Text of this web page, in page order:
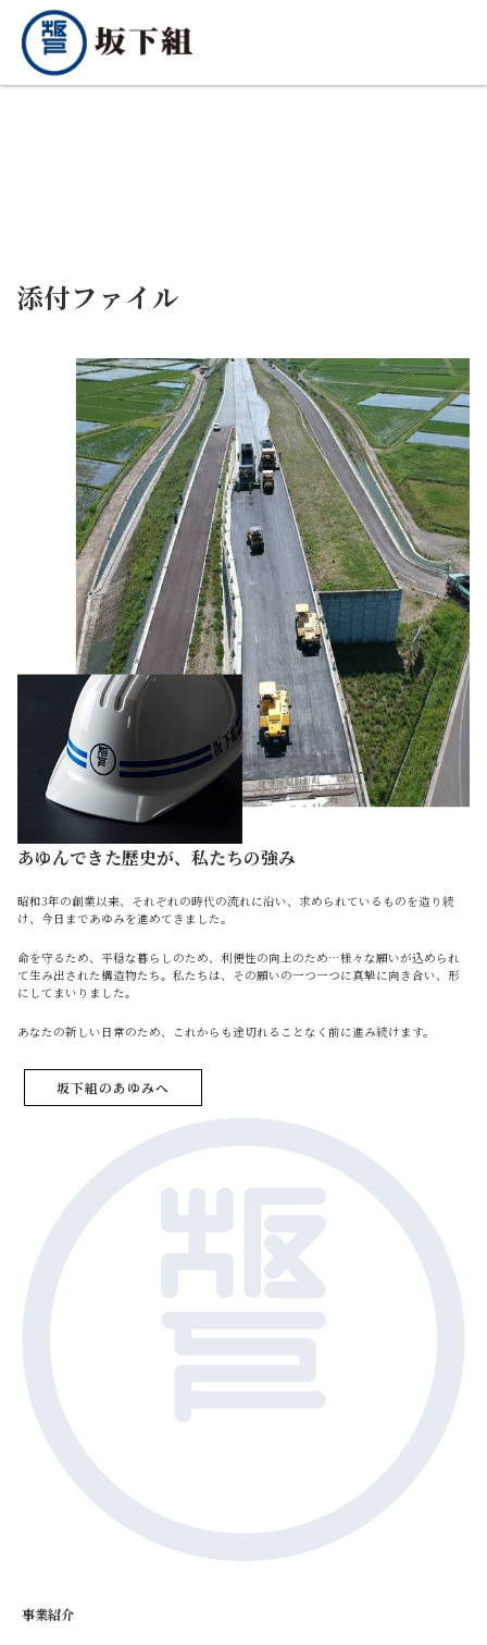
添付ファイル
あゆんできた歴史が、私たちの強み
昭和3年の創業以来、それぞれの時代の流れに沿い、求められているものを造り続
け、今日まであゆみを進めてきました。
命を守るため、平穏な暮らしのため、利便性の向上のため…様々な願いが込められ
て生み出された構造物たち。私たちは、その願いの一つ一つに真摯に向き合い、形
にしてまいりました。
あなたの新しい日常のため、これからも途切れることなく前に進み続けます。
坂下組のあゆみへ
事業紹介